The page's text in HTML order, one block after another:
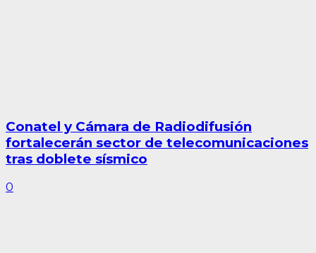
Conatel y Cámara de Radiodifusión
fortalecerán sector de telecomunicaciones
tras doblete sísmico
0